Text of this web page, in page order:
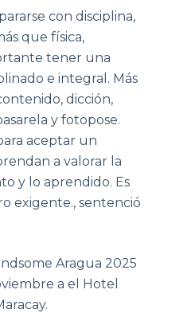
con disciplina,
que física,
tener una
e integral. Más
dicción,
y fotopose.
aceptar un
a valorar la
y lo aprendido. Es
exigente., sentenció
Aragua 2025
a el Hotel